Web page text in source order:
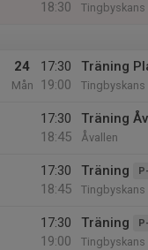
18:30 Tingbyskans
24
Mån
17:30
19:00
Träning
Tingbyskans
17:30
18:45
Träning
Åvallen
17:30
18:45
Träning
Tingbyskans
17:30
19:00
Träning
Tingbyskans